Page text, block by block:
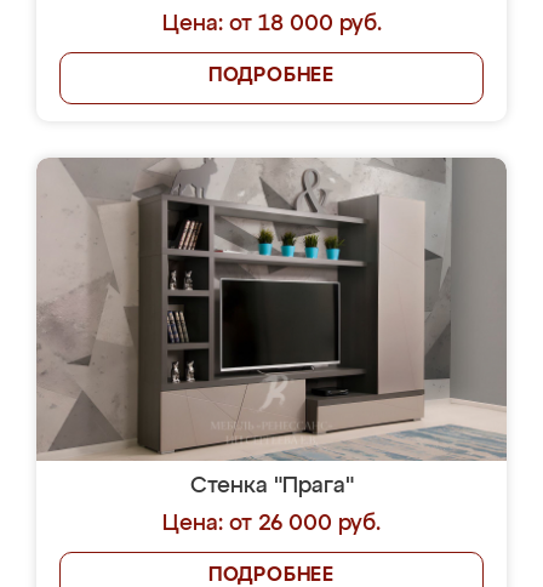
Цена: от 18 000 руб.
ПОДРОБНЕЕ
Стенка "Прага"
Цена: от 26 000 руб.
ПОДРОБНЕЕ